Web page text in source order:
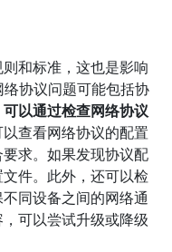
和标准，这也是影响
协议问题可能包括协
可以通过检查网络协议
以查看网络协议的配置
求。如果发现协议配
件。此外，还可以检
同设备之间的网络通
可以尝试升级或降级